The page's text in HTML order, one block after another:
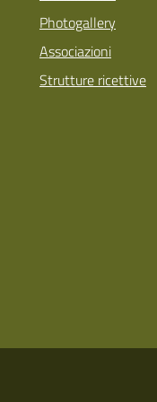
Photogallery
Associazioni
Strutture ricettive